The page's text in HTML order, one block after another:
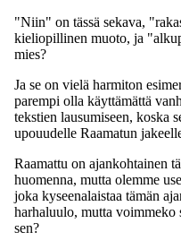
"Niin" on tässä sekava,
kieliopillinen muoto, ja
mies?
Ja se on vielä harmiton
parempi olla käyttämättä
tekstien lausumiseen, koska
upouudelle Raamatun
Raamattu on ajankohtainen
huomenna, mutta olemme
joka kyseenalaistaa tämän
harhaluulo, mutta voimmeko
sen?